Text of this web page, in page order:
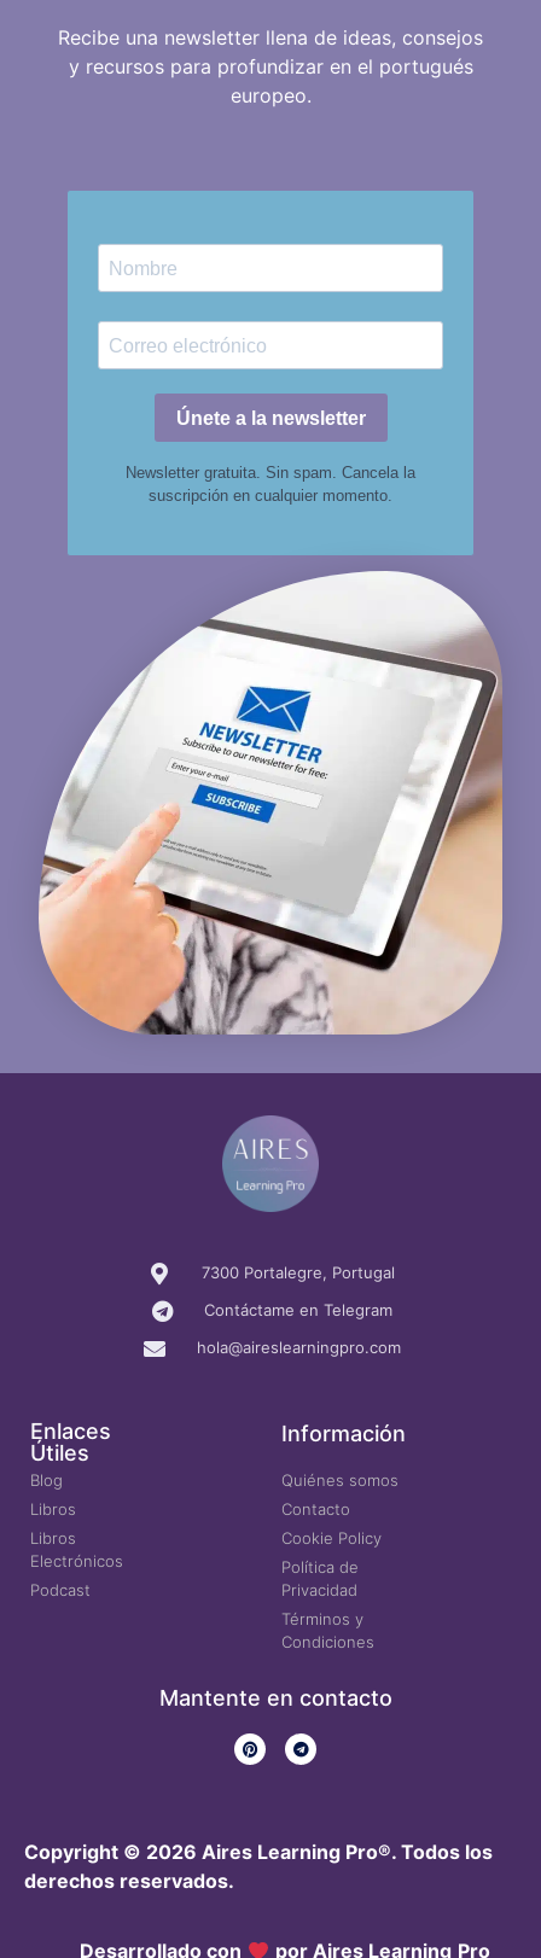
Recibe una newsletter llena de ideas, consejos
y recursos para profundizar en el portugués
europeo.
Únete a la newsletter
Newsletter gratuita. Sin spam. Cancela la
suscripción en cualquier momento.
7300 Portalegre, Portugal
Contáctame en Telegram
hola@aireslearningpro.com
Enlaces
Útiles
Blog
Libros
Libros
Electrónicos
Podcast
Información
Quiénes somos
Contacto
Cookie Policy
Política de
Privacidad
Términos y
Condiciones
Mantente en contacto
Copyright © 2026 Aires Learning Pro®. Todos los
derechos reservados.
Desarrollado con por Aires Learning Pro